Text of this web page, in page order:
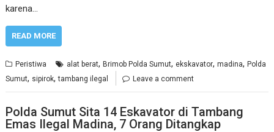
karena…
READ MORE
Peristiwa alat berat,Brimob Polda Sumut, ekskavator,madina,Polda
Sumut, sipirok,tambang ilegal Leave a comment
Polda Sumut Sita 14 Eskavator di Tambang
Emas Ilegal Madina, 7 Orang Ditangkap